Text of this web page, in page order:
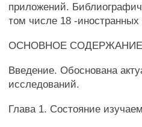
приложений.
том числе 18 -иностранных
ОСНОВНОЕ
Введение. Обоснована
исследований.
Глава 1. Состояние